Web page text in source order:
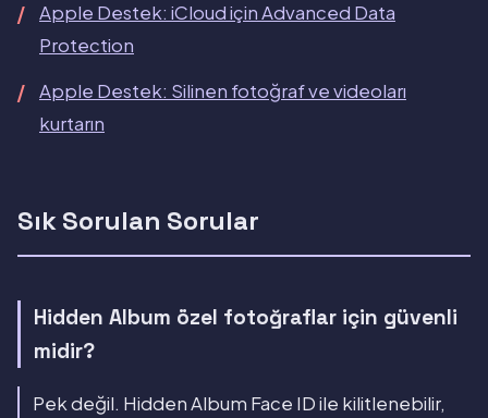
Apple Destek: iCloud için Advanced Data
Protection
Apple Destek: Silinen fotoğraf ve videoları
kurtarın
Sık Sorulan Sorular
Hidden Album özel fotoğraflar için güvenli
midir?
Pek değil. Hidden Album Face ID ile kilitlenebilir,